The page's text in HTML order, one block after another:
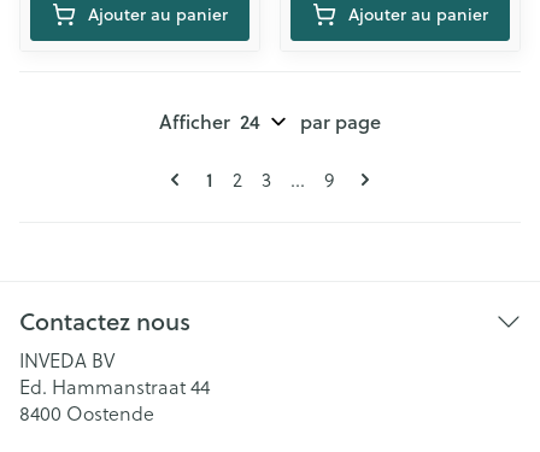
Ajouter au panier Ajouter au panier
Pages
Vous lisez actuellement la page
1 Page
2 Page
3 ... Page
9
Afficher par page
Contactez nous
INVEDA BV
Ed. Hammanstraat 44
8400 Oostende